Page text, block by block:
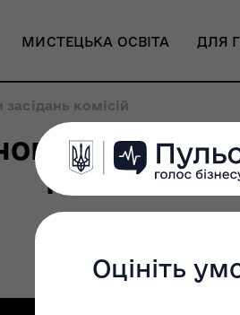
МИСТЕЦЬКА ОСВІТА ДЛЯ
засідань комісій
комісій за